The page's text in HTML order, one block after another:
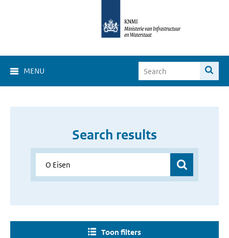
MENU
Search results
Toon filters